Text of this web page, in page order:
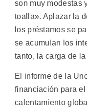
son muy modestas
toalla». Aplazar la
los préstamos se
se acumulan los
tanto, la carga de
El informe de la
financiación para
calentamiento